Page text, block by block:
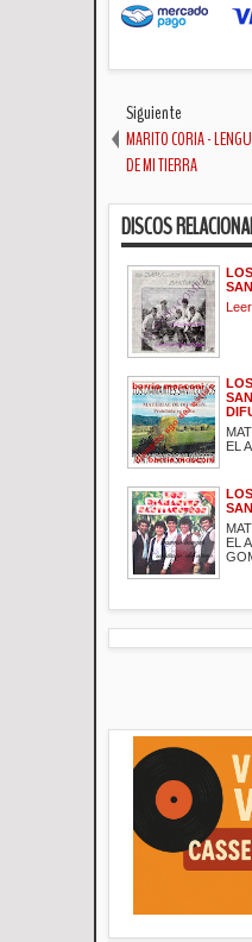
Siguiente
MARITO CORIA -
DE MI TIERRA
DISCOS
EL
EL